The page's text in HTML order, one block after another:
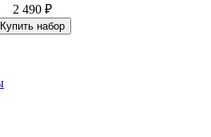
2 490 ₽
Купить набор